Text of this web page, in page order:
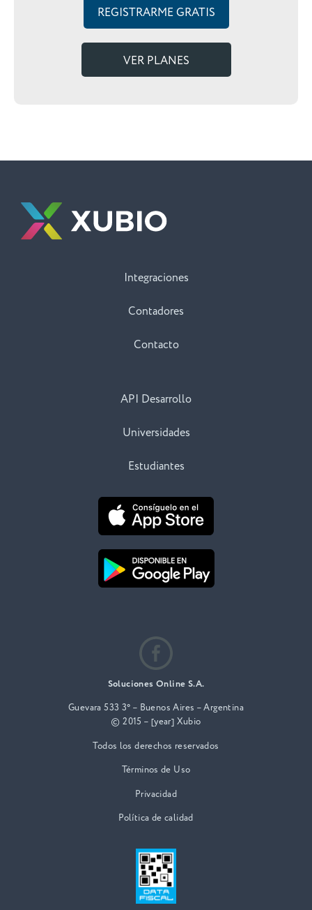
REGISTRARME GRATIS
VER PLANES
Integraciones
Contadores
Contacto
API Desarrollo
Universidades
Estudiantes
Soluciones Online S.A.
Guevara 533 3° – Buenos Aires – Argentina
© 2015 – [year] Xubio
Todos los derechos reservados
Términos de Uso
Privacidad
Política de calidad